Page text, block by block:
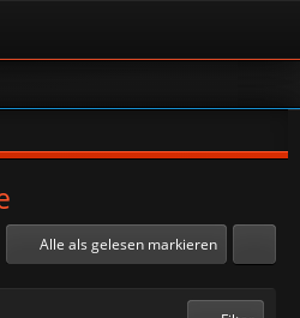
Alle als gelesen markieren